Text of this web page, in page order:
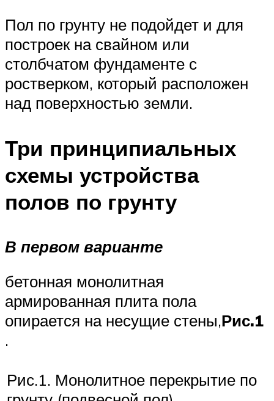
Пол по грунту не подойдет и для
построек на свайном или
столбчатом фундаменте с
ростверком, который расположен
над поверхностью земли.
Три принципиальных
схемы устройства
полов по грунту
В первом варианте
бетонная монолитная
армированная плита пола
опирается на несущие стены,Рис.1
.
Рис.1. Монолитное перекрытие по